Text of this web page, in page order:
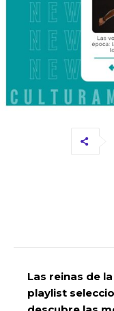
Las reinas de
playlist